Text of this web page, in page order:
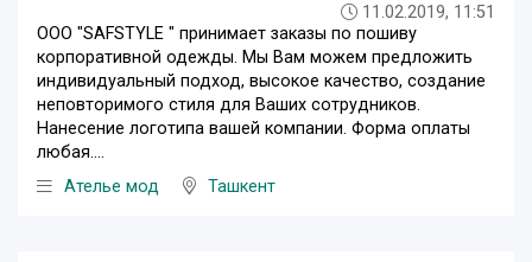
11.02.2019, 11:51
ООО "SAFSTYLE " принимает заказы по пошиву
корпоративной одежды. Мы Вам можем предложить
индивидуальный подход, высокое качество, создание
неповторимого стиля для Ваших сотрудников.
Нанесение логотипа вашей компании. Форма оплаты
любая....
Ателье мод
Ташкент